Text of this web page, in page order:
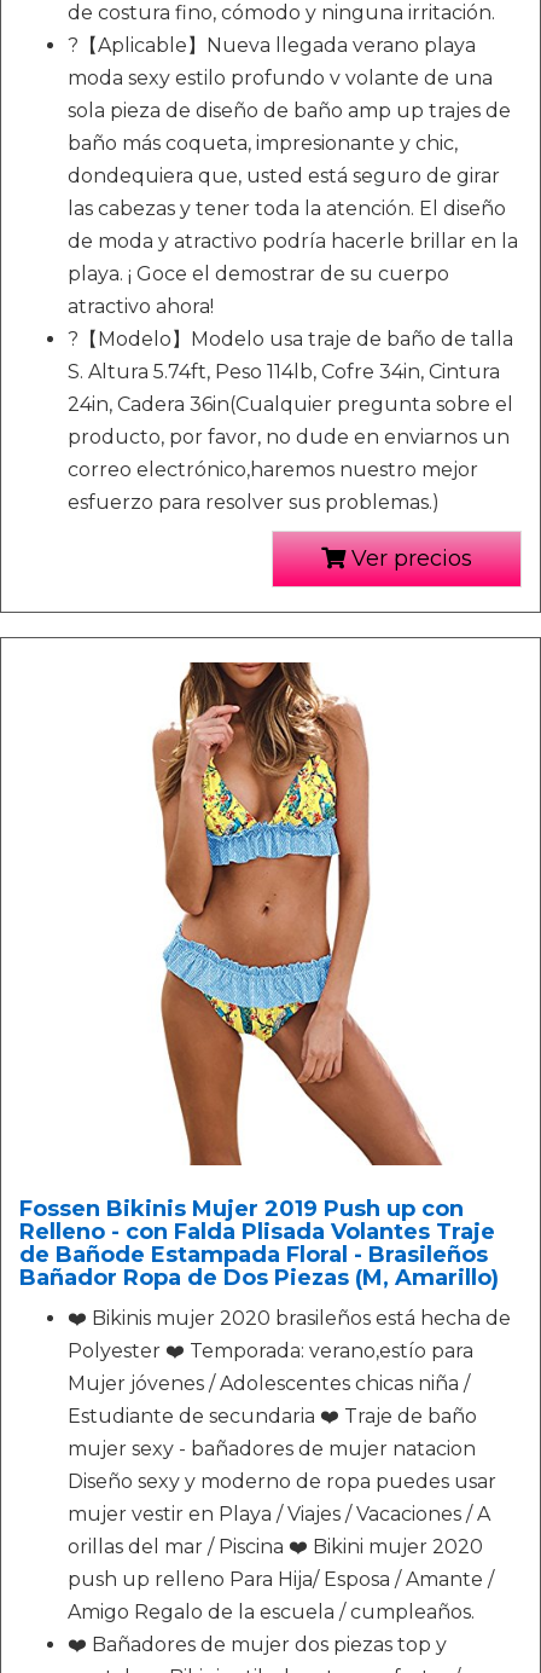
de costura fino, cómodo y ninguna irritación.
?【Aplicable】Nueva llegada verano playa
moda sexy estilo profundo v volante de una
sola pieza de diseño de baño amp up trajes de
baño más coqueta, impresionante y chic,
dondequiera que, usted está seguro de girar
las cabezas y tener toda la atención. El diseño
de moda y atractivo podría hacerle brillar en la
playa. ¡ Goce el demostrar de su cuerpo
atractivo ahora!
?【Modelo】Modelo usa traje de baño de talla
S. Altura 5.74ft, Peso 114lb, Cofre 34in, Cintura
24in, Cadera 36in(Cualquier pregunta sobre el
producto, por favor, no dude en enviarnos un
correo electrónico,haremos nuestro mejor
esfuerzo para resolver sus problemas.)
Ver precios
Fossen Bikinis Mujer 2019 Push up con
Relleno - con Falda Plisada Volantes Traje
de Bañode Estampada Floral - Brasileños
Bañador Ropa de Dos Piezas (M, Amarillo)
❤️ Bikinis mujer 2020 brasileños está hecha de
Polyester ❤️ Temporada: verano,estío para
Mujer jóvenes / Adolescentes chicas niña /
Estudiante de secundaria ❤️ Traje de baño
mujer sexy - bañadores de mujer natacion
Diseño sexy y moderno de ropa puedes usar
mujer vestir en Playa / Viajes / Vacaciones / A
orillas del mar / Piscina ❤️ Bikini mujer 2020
push up relleno Para Hija/ Esposa / Amante /
Amigo Regalo de la escuela / cumpleaños.
❤️ Bañadores de mujer dos piezas top y